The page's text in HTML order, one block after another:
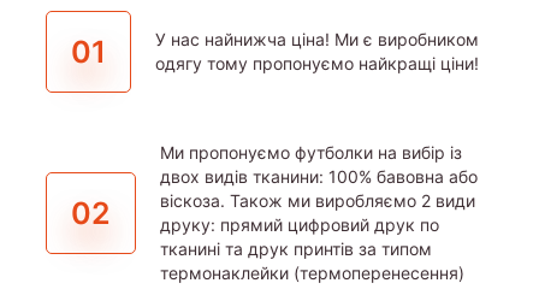
01
У нас найнижча ціна! Ми є виробником
одягу тому пропонуємо найкращі ціни!
02
Ми пропонуємо футболки на вибір із
двох видів тканини: 100% бавовна або
віскоза. Також ми виробляємо 2 види
друку: прямий цифровий друк по
тканині та друк принтів за типом
термонаклейки (термоперенесення)